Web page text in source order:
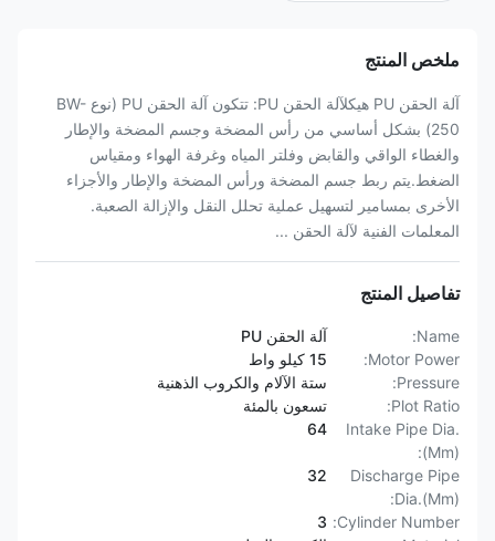
ملخص المنتج
آلة الحقن PU هيكلآلة الحقن PU: تتكون آلة الحقن PU (نوع BW-
250) بشكل أساسي من رأس المضخة وجسم المضخة والإطار
والغطاء الواقي والقابض وفلتر المياه وغرفة الهواء ومقياس
الضغط.يتم ربط جسم المضخة ورأس المضخة والإطار والأجزاء
الأخرى بمسامير لتسهيل عملية تحلل النقل والإزالة الصعبة.
المعلمات الفنية لآلة الحقن ...
تفاصيل المنتج
Name:
آلة الحقن PU
Motor Power:
Pressure:
ستة الآلام والكروب الذهنية
Plot Ratio:
تسعون بالمئة
Intake Pipe Dia.
(Mm):
64
Discharge Pipe
Dia.(Mm):
32
Cylinder Number:
3